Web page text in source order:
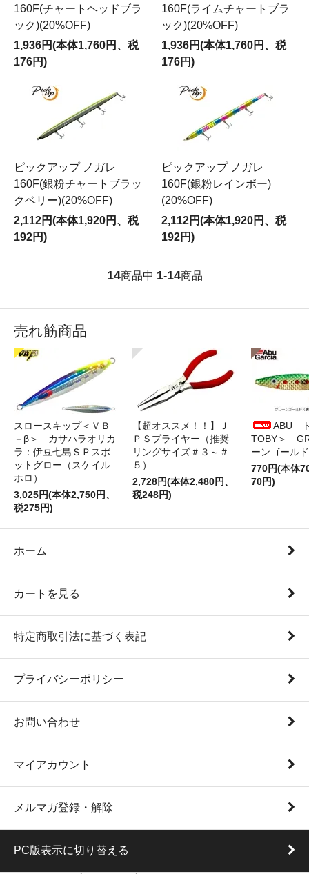
160F(チャートヘッドブラ
ック)(20%OFF)
1,936円(本体1,760円、税
176円)
160F(ライムチャートブラ
ック)(20%OFF)
1,936円(本体1,760円、税
176円)
ピックアップ ノガレ
160F(銀粉チャートブラッ
クベリー)(20%OFF)
2,112円(本体1,920円、税
192円)
ピックアップ ノガレ
160F(銀粉レインボー)
(20%OFF)
2,112円(本体1,920円、税
192円)
14商品中 1-14商品
売れ筋商品
スロースキップ＜ＶＢ
－β＞ カサハラオリカ
ラ：伊豆七島ＳＰスポ
ットグロー（スケイル
ホロ）
3,025円(本体2,750円、
税275円)
【超オススメ！！】Ｊ
ＰＳプライヤー（推奨
リングサイズ＃３～＃
５）
2,728円(本体2,480円、
税248円)
ABU
TOBY＞
ーンゴールド
770円(本体
70円)
ホーム
カートを見る
特定商取引法に基づく表記
プライバシーポリシー
お問い合わせ
マイアカウント
メルマガ登録・解除
PC版表示に切り替える